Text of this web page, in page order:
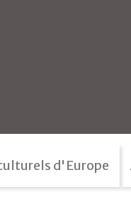
d'Europe